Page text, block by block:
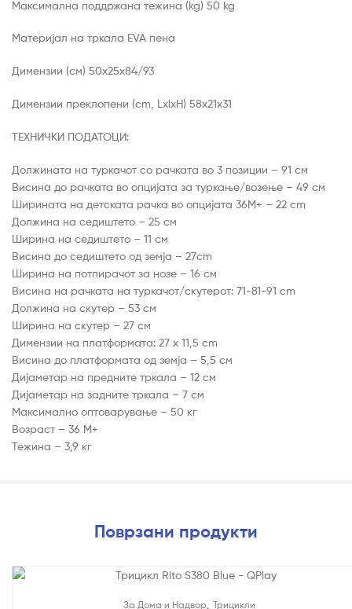
Максимална поддржана тежина (kg) 50 kg
Материјал на тркала EVA пена
Димензии (см) 50х25х84/93
Димензии преклопени (cm, LxlxH) 58x21x31
ТЕХНИЧКИ ПОДАТОЦИ:
Должината на туркачот со рачката во 3 позиции – 91 см
Висина до рачката во опцијата за туркање/возење – 49 см
Ширината на детската рачка во опцијата 36M+ – 22 cm
Должина на седиштето – 25 см
Ширина на седиштето – 11 см
Висина до седиштето од земја – 27cm
Ширина на потпирачот за нозе – 16 см
Висина на рачката на туркачот/скутерот: 71-81-91 cm
Должина на скутер – 53 см
Ширина на скутер – 27 см
Димензии на платформата: 27 x 11,5 cm
Висина до платформата од земја – 5,5 см
Дијаметар на предните тркала – 12 см
Дијаметар на задните тркала – 7 см
Максимално оптоварување – 50 кг
Возраст – 36 М+
Тежина – 3,9 кг
Поврзани продукти
За Дома и Надвор Трицикли